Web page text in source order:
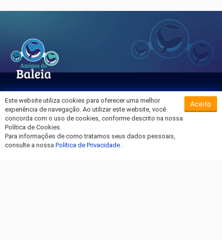
Sobre o Hospital da Baleia
Termos de Uso
Política de Privacidade
Entre em Contato
Este website utiliza cookies para oferecer uma melhor
experiência de navegação. Ao utilizar este website, você
concorda com o uso de cookies, conforme descrito na nossa
Política de Cookies.
Para informações de como tratamos seus dados pessoais,
consulte a nossa Política de Privacidade .
Aceito